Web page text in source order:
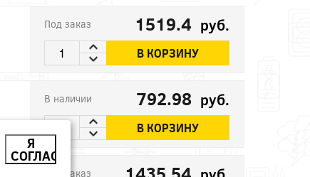
Под заказ 1519.4 руб.
В КОРЗИНУ
В наличии 792.98 руб.
В КОРЗИНУ
Под заказ
Я
СОГЛАСЕН